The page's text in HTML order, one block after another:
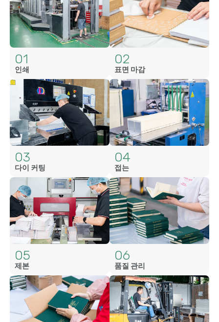
01
인쇄
02
표면 마감
03
다이 커팅
04
접는
05
제본
06
품질 관리